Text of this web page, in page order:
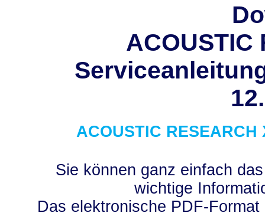
ACOUSTIC
ACOUSTIC RESEARCH
Sie können ganz einfach
wichtige
Das elektronische PDF-